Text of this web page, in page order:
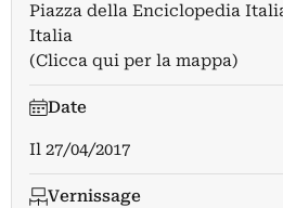
Piazza della Enciclopedia
Italia
(Clicca qui per la mappa)
Date
Il 27/04/2017
Vernissage